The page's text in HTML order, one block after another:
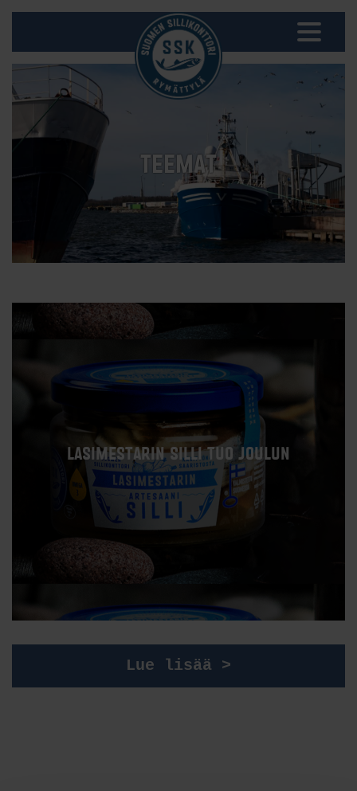
TEEMAT
LASIMESTARIN SILLI TUO JOULUN
Lue lisää >